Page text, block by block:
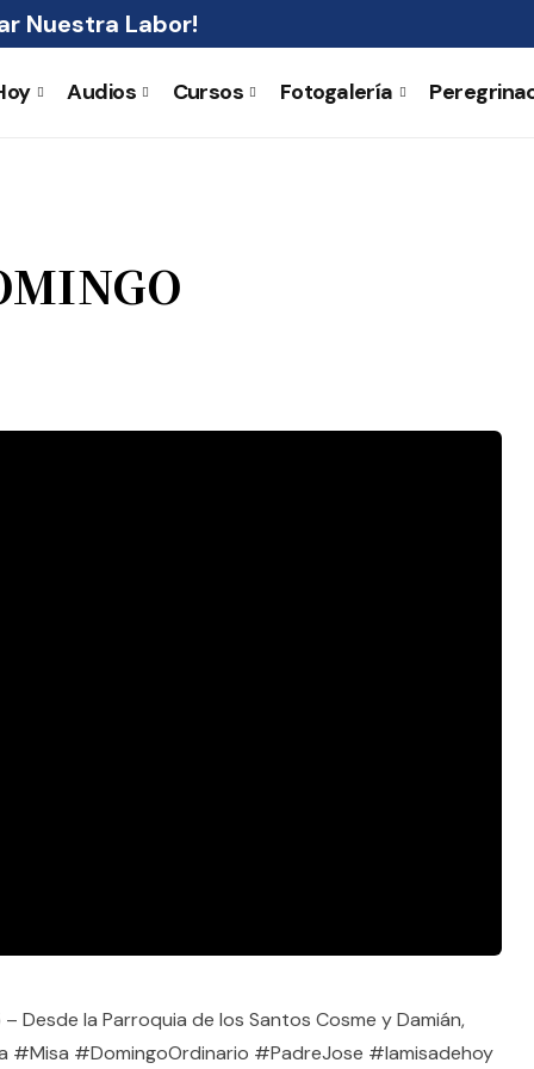
Nuestra Labor!
Audios Cursos Fotogalería
Desde la Parroquia de los Santos Cosme y Damián,
#Misa #DomingoOrdinario #PadreJose #lamisadehoy